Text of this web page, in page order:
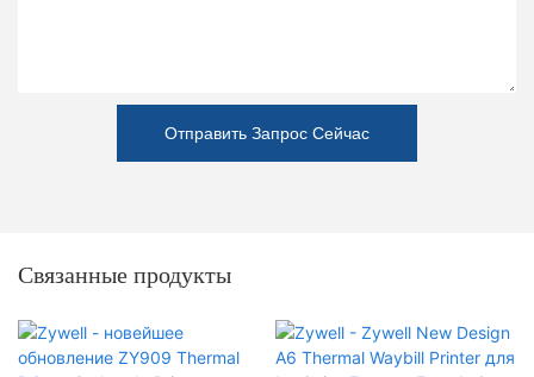
Отправить Запрос Сейчас
Связанные продукты